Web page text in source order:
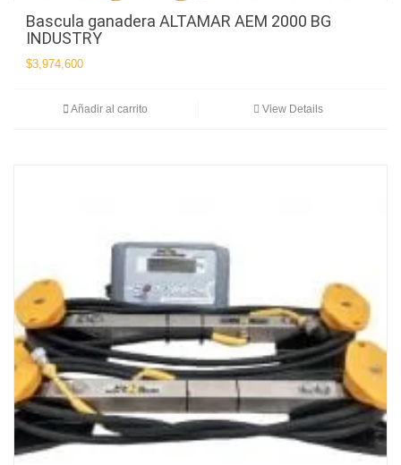
Bascula ganadera ALTAMAR AEM 2000 BG
INDUSTRY
$3,974,600
Añadir al carrito View Details